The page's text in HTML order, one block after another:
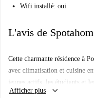
Wifi installé: oui
L'avis de
Cette charmante résidence à
avec climatisation et cuisine
jeunes actifs, les étudiants et
(électricité, gaz, eau et Wi-Fi).
Afficher plus keyboard_arrow_down